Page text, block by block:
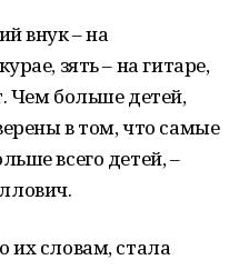
внук – на
зять – на гитаре,
Чем больше детей,
в том, что самые
всего детей, –
их словам, стала